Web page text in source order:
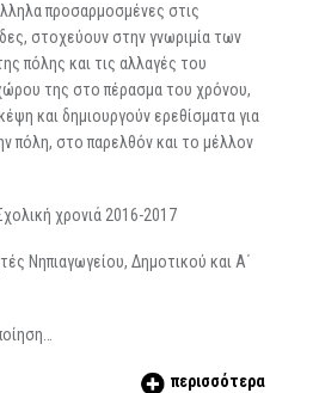
προσαρμοσμένες στις
στοχεύουν στην γνωριμία των
πόλης και τις αλλαγές του
της στο πέρασμα του χρόνου,
και δημιουργούν ερεθίσματα για
πόλη, στο παρελθόν και το μέλλον
χρονιά 2016-2017
Νηπιαγωγείου, Δημοτικού και Α΄
περισσότερα